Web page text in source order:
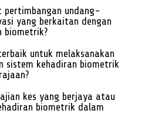
pertimbangan undang-
yang berkaitan dengan
biometrik?
untuk melaksanakan
sistem kehadiran biometrik
kes yang berjaya atau
biometrik dalam